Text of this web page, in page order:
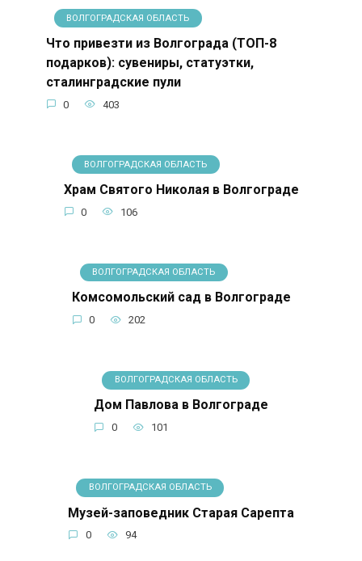
ВОЛГОГРАДСКАЯ ОБЛАСТЬ
Что привезти из Волгограда (ТОП-8
подарков): сувениры, статуэтки,
сталинградские пули
0 403
ВОЛГОГРАДСКАЯ ОБЛАСТЬ
Храм Святого Николая в Волгограде
0 106
ВОЛГОГРАДСКАЯ ОБЛАСТЬ
Комсомольский сад в Волгограде
0 202
ВОЛГОГРАДСКАЯ ОБЛАСТЬ
Дом Павлова в Волгограде
0 101
ВОЛГОГРАДСКАЯ ОБЛАСТЬ
Музей-заповедник Старая Сарепта
0 94